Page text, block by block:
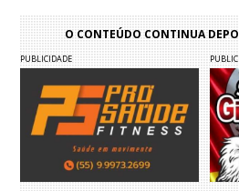
O CONTEÚDO CONTINUA
PUBLICIDADE